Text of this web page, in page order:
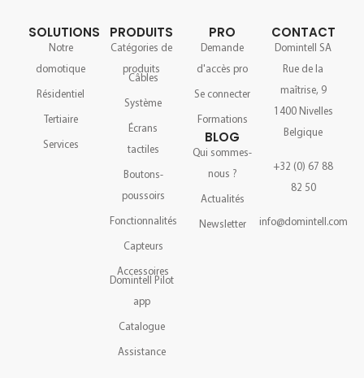
SOLUTIONS
Notre
domotique
Résidentiel
Tertiaire
Services
PRODUITS
Catégories de
produits
Câbles
Système
Écrans
tactiles
Boutons-
poussoirs
Fonctionnalités
Capteurs
Accessoires
Domintell Pilot
app
Catalogue
Assistance
PRO
Demande
d'accès pro
Se connecter
Formations
BLOG
Qui sommes-
nous ?
Actualités
Newsletter
CONTACT
Domintell SA
Rue de la
maîtrise, 9
1400 Nivelles
Belgique
+32 (0) 67 88
82 50
info@domintell.com